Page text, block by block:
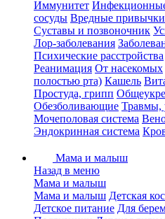
Иммунитет
сосуды Вредные привычки
Суставы и позвоночник
Лор-заболевания
Психические расстройства
Реанимация От насекомых
полостью рта) Кашель
Простуда, грипп
Обезболивающие Травмы,
Мочеполовая система
Эндокринная система
Мама и малыш
Назад в меню
Мама и малыш
Мама и малыш Детская
Детское питание Для